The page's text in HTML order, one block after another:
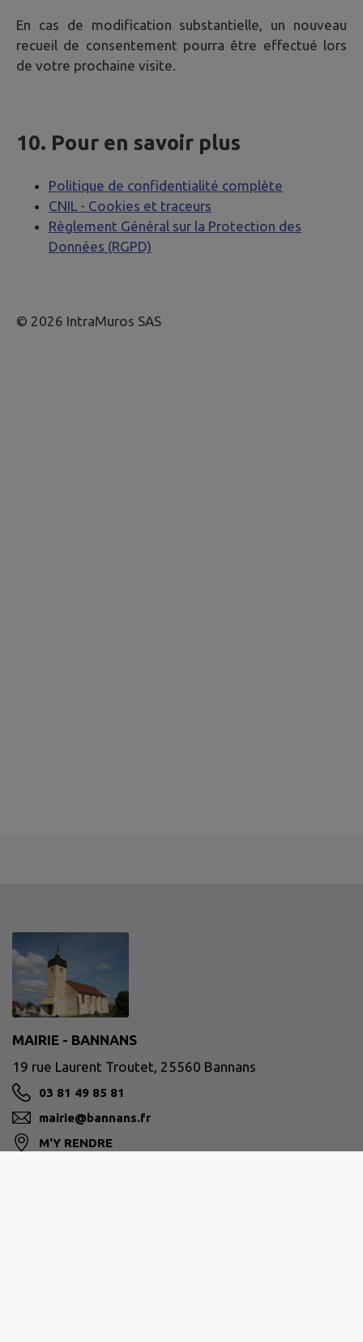
En cas de modification substantielle, un nouveau
recueil de consentement pourra être effectué lors
de votre prochaine visite.
10. Pour en savoir plus
Politique de confidentialité complète
CNIL - Cookies et traceurs
Règlement Général sur la Protection des
Données (RGPD)
© 2026 IntraMuros SAS
MAIRIE - BANNANS
19 rue Laurent Troutet, 25560 Bannans
03 81 49 85 81
mairie@bannans.fr
M'Y RENDRE